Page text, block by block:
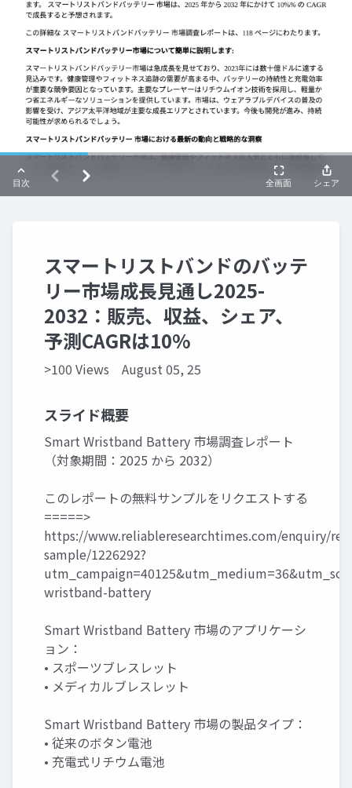
スマートリストバンドのバッテ
リー市場成長見通し2025-
2032：販売、収益、シェア、
予測CAGRは10%
>100 Views August 05, 25
スライド概要
Smart Wristband Battery 市場調査レポート
（対象期間：2025 から 2032）
このレポートの無料サンプルをリクエストする
=====>
https://www.reliableresearchtimes.com/enquiry/
sample/1226292?
wristband-battery
Smart Wristband Battery 市場のアプリケーシ
ョン：
• スポーツブレスレット
• メディカルブレスレット
Smart Wristband Battery 市場の製品タイプ：
• 従来のボタン電池
• 充電式リチウム電池